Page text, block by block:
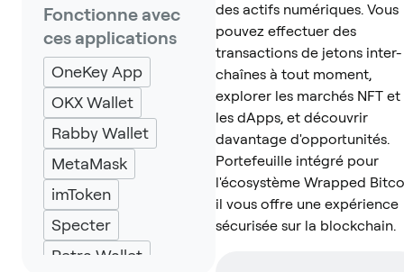
Fonctionne avec
ces applications
OneKey App
OKX Wallet
Rabby Wallet
MetaMask
imToken
Specter
Petra Wallet
des actifs numériques. Vous
pouvez effectuer des
transactions de jetons inter-
chaînes à tout moment,
explorer les marchés NFT et
les dApps, et découvrir
davantage d'opportunités.
Portefeuille intégré pour
l'écosystème Wrapped
il vous offre une expérience
sécurisée sur la blockchain.